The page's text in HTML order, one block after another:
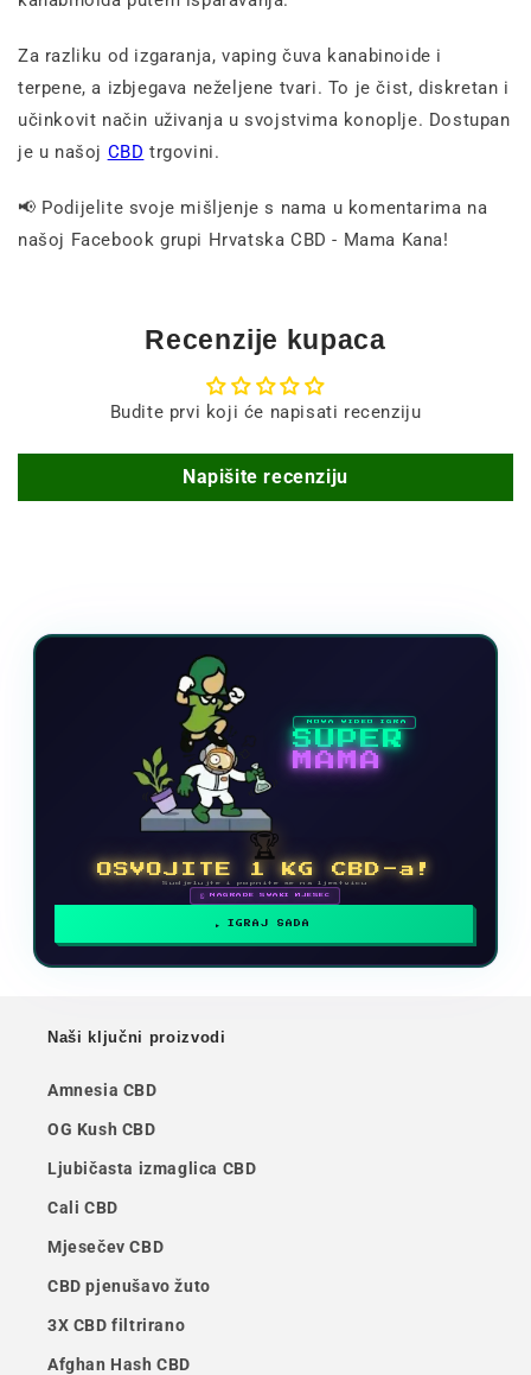
Za razliku od izgaranja, vaping čuva kanabinoide i
terpene, a izbjegava neželjene tvari. To je čist, diskretan i
učinkovit način uživanja u svojstvima konoplje. Dostupan
je u našoj CBD trgovini.
📢 Podijelite svoje mišljenje s nama u komentarima na
našoj Facebook grupi Hrvatska CBD - Mama Kana!
Recenzije kupaca
Budite prvi koji će napisati recenziju
Napišite recenziju
NOVA VIDEO IGRA
SUPER
MAMA
🏆
OSVOJITE 1 KG CBD-a!
Sudjelujte i popnite se na ljestvicu
🗓 NAGRADE SVAKI MJESEC
IGRAJ SADA
Naši ključni proizvodi
Amnesia CBD
OG Kush CBD
Ljubičasta izmaglica CBD
Cali CBD
Mjesečev CBD
CBD pjenušavo žuto
3X CBD filtrirano
Afghan Hash CBD